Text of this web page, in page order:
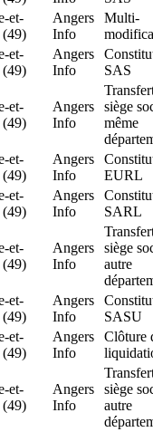
et-
Angers
Info
Multi-
et-
Angers
Info
SAS
et-
Angers
Info
siège
même
et-
Angers
Info
EURL
et-
Angers
Info
SARL
et-
Angers
Info
siège
autre
et-
Angers
Info
SASU
et-
Angers
Info
Clôture
et-
Angers
Info
siège
autre